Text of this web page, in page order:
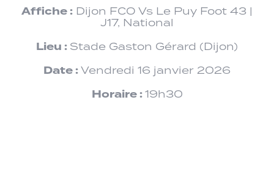
Affiche : Dijon FCO Vs Le Puy Foot 43 |
J17, National
Lieu : Stade Gaston Gérard (Dijon)
Date :Vendredi 16 janvier 2026
Horaire :19h30